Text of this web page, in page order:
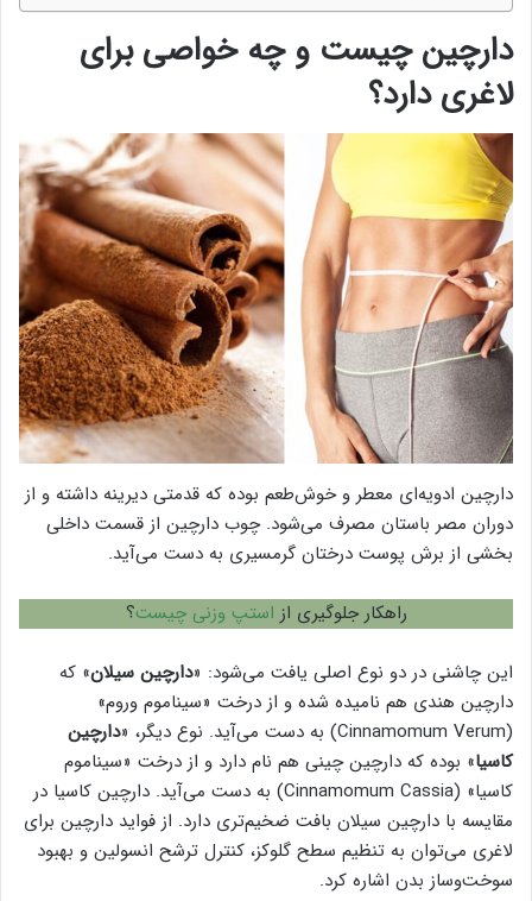
دارچین چیست و چه خواصی برای
لاغری دارد؟
دارچین ادویه‌ای معطر و خوش‌طعم بوده که قدمتی دیرینه داشته و از
دوران مصر باستان مصرف می‌شود. چوب دارچین از قسمت داخلی
بخشی از برش پوست درختان گرمسیری به دست می‌آید.
راهکار جلوگیری از استپ وزنی چیست؟
این چاشنی در دو نوع اصلی یافت می‌شود: «دارچین سیلان» که
دارچین هندی هم نامیده شده و از درخت «سیناموم وروم»
(Cinnamomum Verum) به دست می‌آید. نوع دیگر، «
دارچین
کاسیا» بوده که دارچین چینی هم نام دارد و از درخت «سیناموم
کاسیا» (Cinnamomum Cassia) به دست می‌آید. دارچین کاسیا در
مقایسه با دارچین سیلان بافت ضخیم‌تری دارد. از فواید دارچین برای
لاغری می‌توان به تنظیم سطح گلوکز، کنترل ترشح انسولین و بهبود
سوخت‌وساز بدن اشاره کرد.